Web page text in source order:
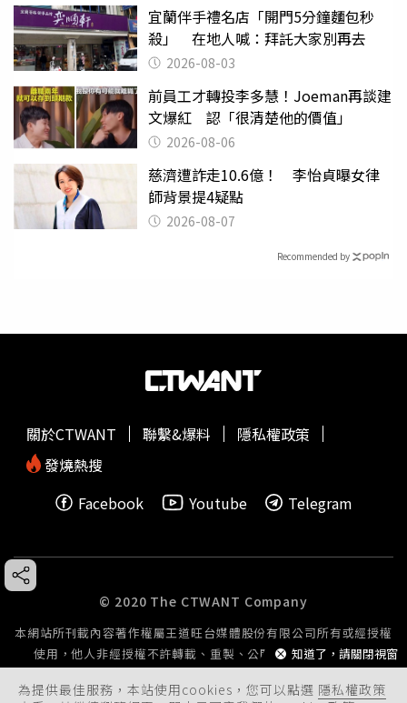
宜蘭伴手禮名店「開門5分鐘麵包秒
殺」 在地人喊：拜託大家別再去
2026-08-03
前員工才轉投李多慧！Joeman再談建
文爆紅 認「很清楚他的價值」
2026-08-06
慈濟遭詐走10.6億！ 李怡貞曝女律
師背景提4疑點
2026-08-07
Recommended by
為提供最佳服務，本站使用cookies，您可以點選 隱私權政策
知道了，請關閉視窗
關於CTWANT 聯繫&爆料
隱私權政策
發燒熱搜
Facebook
Youtube Telegram
© 2020 The CTWANT Company
本網站所刊載內容著作權屬王道旺台媒體股份有限公司所有或經授權
使用，他人非經授權不許轉載、重製、公開播送或公開傳輸。